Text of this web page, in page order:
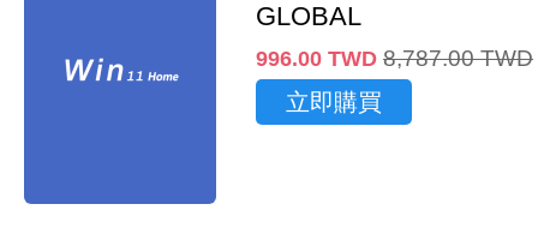
GLOBAL
996.00 TWD 8,787.00 TWD
立即購買